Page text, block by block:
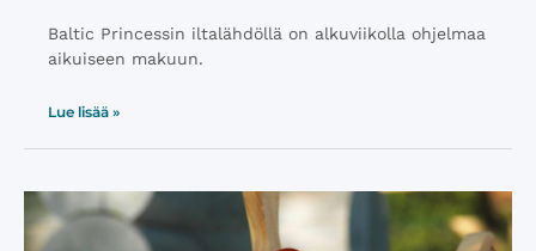
Baltic Princessin iltalähdöllä on alkuviikolla ohjelmaa
aikuiseen makuun.
Lue lisää »